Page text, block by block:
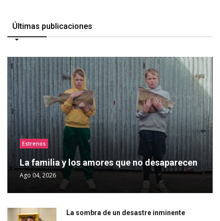
Últimas publicaciones
Estrenos
La familia y los amores que no desaparecen
Ago 04, 2026
La sombra de un desastre inminente